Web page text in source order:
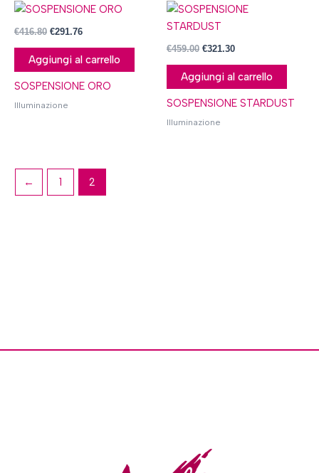
€416.80 €291.76
Aggiungi al carrello
SOSPENSIONE ORO
Illuminazione
€459.00 €321.30
Aggiungi al carrello
SOSPENSIONE STARDUST
Illuminazione
← 1 2